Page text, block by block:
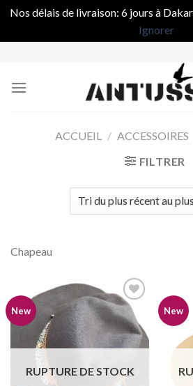
Nos délais de livraison: 6 jours à
Ignorer
content
ACCUEIL / ACCESSOIRES
FILTRER
Chapeau
New
Ajouter
à la liste
de
souhaits
RUPTURE DE STOCK
New